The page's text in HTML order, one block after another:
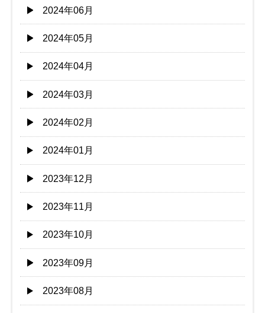
2024年06月
2024年05月
2024年04月
2024年03月
2024年02月
2024年01月
2023年12月
2023年11月
2023年10月
2023年09月
2023年08月